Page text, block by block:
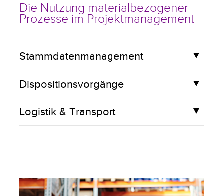
Die Nutzung materialbezogener
Prozesse im Projektmanagement
Stammdatenmanagement
Dispositionsvorgänge
Logistik & Transport